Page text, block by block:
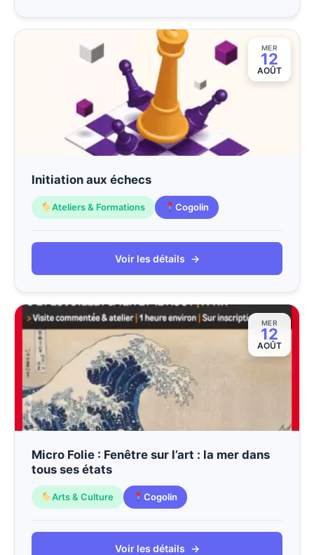
MER
12
AOÛT
Initiation aux échecs
Ateliers & Formations Cogolin
Voir les détails →
MER
12
AOÛT
Micro Folie : Fenêtre sur l’art : la mer dans
tous ses états
Arts & Culture Cogolin
Voir les détails →